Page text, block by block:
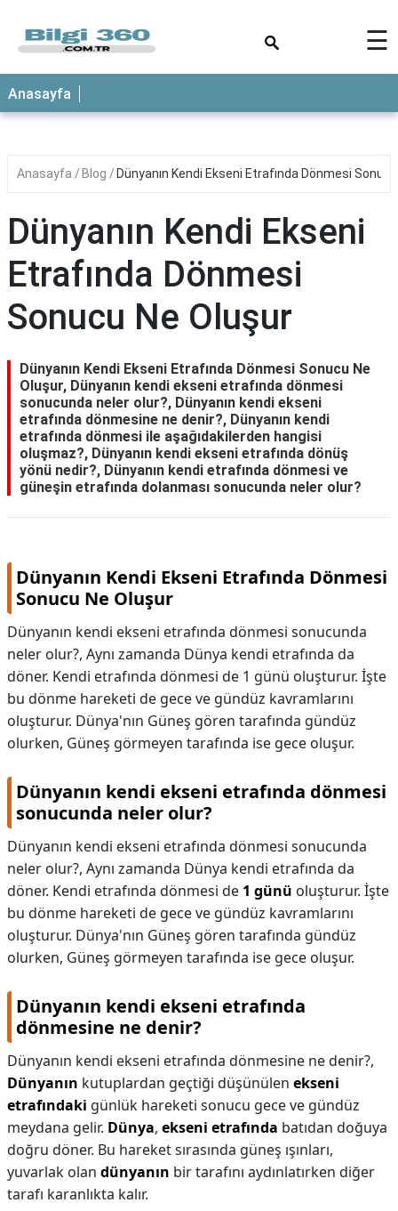
ANASAYFA
☰
Anasayfa
Anasayfa Blog Dünyanın Kendi Ekseni Etrafında Dönmesi
Dünyanın Kendi Ekseni
Etrafında Dönmesi
Sonucu Ne Oluşur
Dünyanın Kendi Ekseni Etrafında Dönmesi Sonucu Ne
Oluşur, Dünyanın kendi ekseni etrafında dönmesi
sonucunda neler olur?, Dünyanın kendi ekseni
etrafında dönmesine ne denir?, Dünyanın kendi
etrafında dönmesi ile aşağıdakilerden hangisi
oluşmaz?, Dünyanın kendi ekseni etrafında dönüş
yönü nedir?, Dünyanın kendi etrafında dönmesi ve
güneşin etrafında dolanması sonucunda neler olur?
Dünyanın Kendi Ekseni Etrafında Dönmesi
Sonucu Ne Oluşur
Dünyanın kendi ekseni etrafında dönmesi sonucunda
neler olur?, Aynı zamanda Dünya kendi etrafında da
döner. Kendi etrafında dönmesi de 1 günü oluşturur. İşte
bu dönme hareketi de gece ve gündüz kavramlarını
oluşturur. Dünya'nın Güneş gören tarafında gündüz
olurken, Güneş görmeyen tarafında ise gece oluşur.
Dünyanın kendi ekseni etrafında dönmesi
sonucunda neler olur?
Dünyanın kendi ekseni etrafında dönmesi sonucunda
neler olur?, Aynı zamanda Dünya kendi etrafında da
döner. Kendi etrafında dönmesi de 1 günü oluşturur. İşte
bu dönme hareketi de gece ve gündüz kavramlarını
oluşturur. Dünya'nın Güneş gören tarafında gündüz
olurken, Güneş görmeyen tarafında ise gece oluşur.
Dünyanın kendi ekseni etrafında
dönmesine ne denir?
Dünyanın kendi ekseni etrafında dönmesine ne denir?,
Dünyanın kutuplardan geçtiği düşünülen ekseni
etrafındaki günlük hareketi sonucu gece ve gündüz
meydana gelir. Dünya, ekseni etrafında batıdan doğuya
doğru döner. Bu hareket sırasında güneş ışınları,
yuvarlak olan dünyanın bir tarafını aydınlatırken diğer
tarafı karanlıkta kalır.